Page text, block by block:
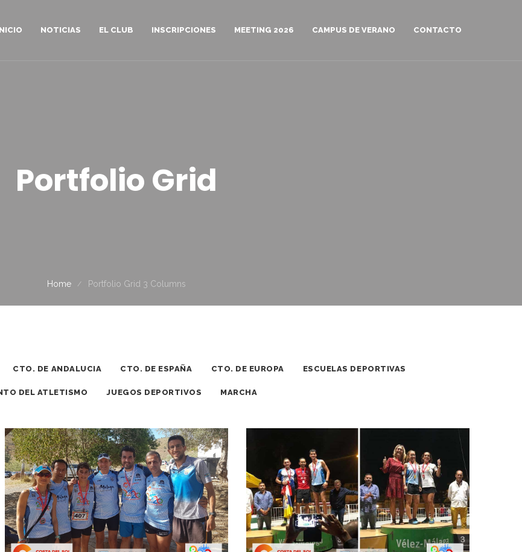
NOTICIAS EL CLUB INSCRIPCIONES MEETING 2026 CAMPUS DE VERANO CONTACTO
Portfolio Grid
Home Portfolio Grid 3 Columns
CTO. DE ANDALUCIA CTO. DE ESPAÑA CTO. DE EUROPA ESCUELAS DEPORTIVAS
DEL ATLETISMO JUEGOS DEPORTIVOS MARCHA